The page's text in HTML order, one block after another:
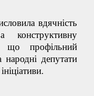
вдячність
конструктивну
профільний
депутати